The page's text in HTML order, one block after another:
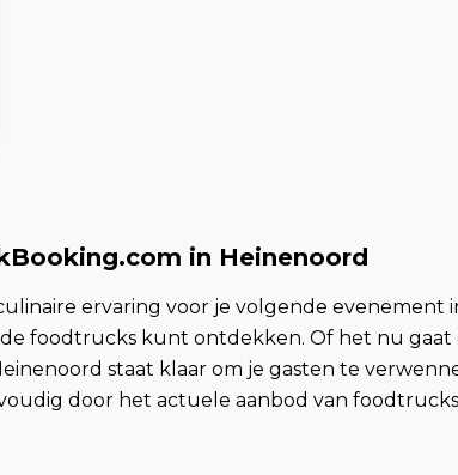
in Heinenoord
ervaring voor je volgende
foodtrucks kunt ontdekken. Of het nu
staat klaar om je gasten te
door het actuele aanbod van